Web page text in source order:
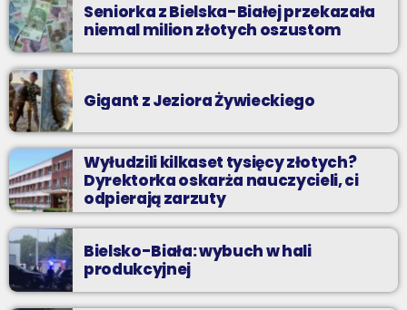
Seniorka z Bielska-Białej przekazała
niemal milion złotych oszustom
Gigant z Jeziora Żywieckiego
Wyłudzili kilkaset tysięcy złotych?
Dyrektorka oskarża nauczycieli, ci
odpierają zarzuty
Bielsko-Biała: wybuch w hali
produkcyjnej